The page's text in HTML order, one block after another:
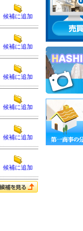
候補に追加
候補に追加
候補に追加
候補に追加
候補に追加
候補に追加